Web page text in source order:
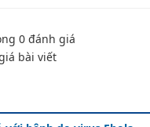
0 đánh giá
bài viết